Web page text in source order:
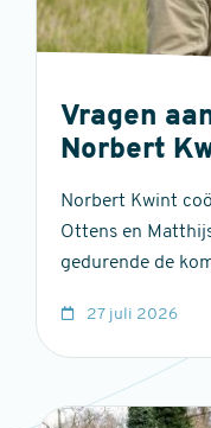
Vragen
Norbert
Norbert Kwint
Ottens en
gedurende de
27 juli 2026